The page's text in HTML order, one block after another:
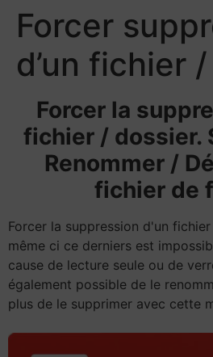
Forcer
d’un fichier
Forcer la
fichier / dossier.
Renommer /
fichier de
Forcer la suppression d'un
même ci ce derniers est
cause de lecture seule ou de
également possible de le
plus de le supprimer avec cette